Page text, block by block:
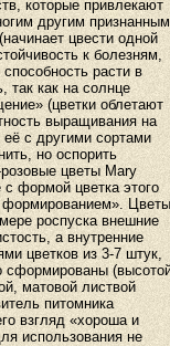
которые привлекают
другим признанным
цвести одной
к болезням,
расти в
так как на солнце
(цветки облетают
выращивания на
с другими сортами
но оспорить
цветы Mary
формой цветка этого
формированием». Цветы
роспуска внешние
а внутренние
цветков из 3-7 штук,
сформированы
матовой листвой
питомника
взгляд «хороша и
использования не